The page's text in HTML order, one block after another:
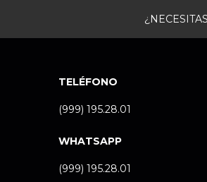
TELÉFONO
(999) 195.28.01
WHATSAPP
(999) 195.28.01